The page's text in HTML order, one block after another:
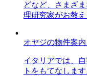
どなど、さまざ
理研究家がお教え
オヤジの物件案
イタリアでは、
トをもてなしま